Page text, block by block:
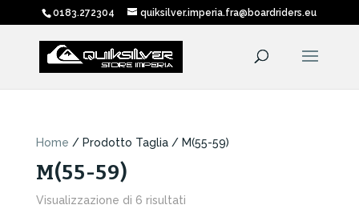
0183.272304 quiksilver.imperia.fra@boardriders.eu
Home / Prodotto Taglia / M(55-59)
M(55-59)
Visualizzazione di 6 risultatiOrdina